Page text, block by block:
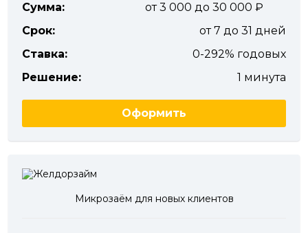
Сумма:
от 3 000 до 30 000
Срок:
от 7 до 31 дней
Ставка:
0-292% годовых
Решение:
1 минута
Оформить
Микрозаём для новых клиентов